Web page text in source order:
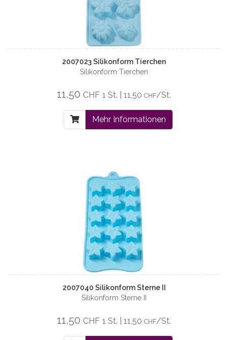
2007023 Silikonform Tierchen
Silikonform Tierchen
11,50 CHF 1 St. | 11,50 CHF/St.
Mehr Informationen
2007040 Silikonform Sterne II
Silikonform Sterne II
11,50 CHF 1 St. | 11,50 CHF/St.